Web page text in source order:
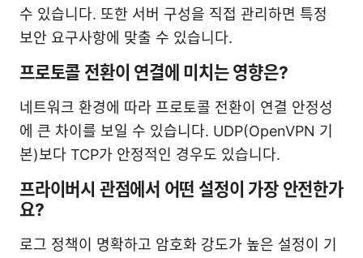
수 있습니다. 또한 서버 구성을 직접 관리하면 특정
보안 요구사항에 맞출 수 있습니다.
프로토콜 전환이 연결에 미치는 영향은?
네트워크 환경에 따라 프로토콜 전환이 연결 안정성
에 큰 차이를 보일 수 있습니다. UDP(OpenVPN 기
본)보다 TCP가 안정적인 경우도 있습니다.
프라이버시 관점에서 어떤 설정이 가장 안전한가
요?
로그 정책이 명확하고 암호화 강도가 높은 설정이 기